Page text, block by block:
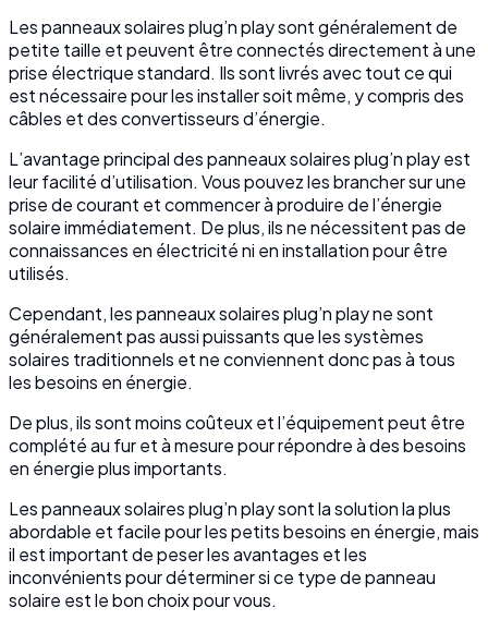
Les panneaux solaires plug’n play sont généralement de
petite taille et peuvent être connectés directement à une
prise électrique standard. Ils sont livrés avec tout ce qui
est nécessaire pour les installer soit même, y compris des
câbles et des convertisseurs d’énergie.
L’avantage principal des panneaux solaires plug’n play est
leur facilité d’utilisation. Vous pouvez les brancher sur une
prise de courant et commencer à produire de l’énergie
solaire immédiatement. De plus, ils ne nécessitent pas de
connaissances en électricité ni en installation pour être
utilisés.
Cependant, les panneaux solaires plug’n play ne sont
généralement pas aussi puissants que les systèmes
solaires traditionnels et ne conviennent donc pas à tous
les besoins en énergie.
De plus, ils sont moins coûteux et l’équipement peut être
complété au fur et à mesure pour répondre à des besoins
en énergie plus importants.
Les panneaux solaires plug’n play sont la solution la plus
abordable et facile pour les petits besoins en énergie, mais
il est important de peser les avantages et les
inconvénients pour déterminer si ce type de panneau
solaire est le bon choix pour vous.